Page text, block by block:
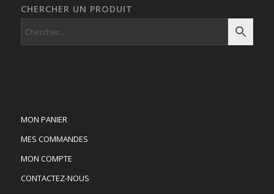
CHERCHER UN PRODUIT
MON PANIER
MES COMMANDES
MON COMPTE
CONTACTEZ-NOUS